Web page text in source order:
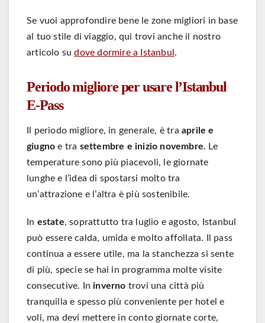
Se vuoi approfondire bene le zone migliori in base
al tuo stile di viaggio, qui trovi anche il nostro
articolo sudove dormire a Istanbul .
Periodo migliore per usare l’Istanbul
E-Pass
Il periodo migliore, in generale, è tra aprile e
giugno e tra settembre e inizio novembre. Le
temperature sono più piacevoli, le giornate
lunghe e l’idea di spostarsi molto tra
un’attrazione e l’altra è più sostenibile.
In estate, soprattutto tra luglio e agosto, Istanbul
può essere calda, umida e molto affollata. Il pass
continua a essere utile, ma la stanchezza si sente
di più, specie se hai in programma molte visite
consecutive. Ininverno trovi una città più
tranquilla e spesso più conveniente per hotel e
voli, ma devi mettere in conto giornate corte,